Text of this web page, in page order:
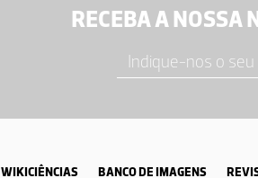
RECEBA A NOSSA
WIKICIÊNCIAS BANCO DE IMAGENS